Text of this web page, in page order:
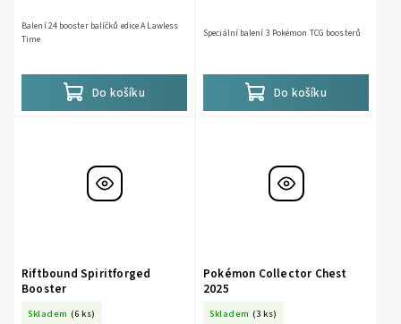
Do košíku
Balení 24 booster balíčků edice A Lawless
Time
Do košíku
Speciální balení 3 Pokémon TCG boosterů
Riftbound Spiritforged
Booster
Skladem (6 ks)
Pokémon Collector Chest
2025
Skladem (3 ks)